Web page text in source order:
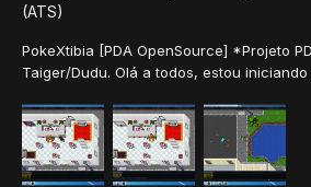
(ATS)
PokeXtibia [PDA OpenSource] *Projeto
Taiger/Dudu. Olá a todos, estou
costume de se mexer na base PDA,
sources do server e cliente de um projeto...